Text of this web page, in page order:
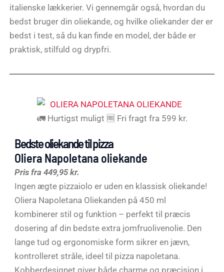
italienske lækkerier. Vi gennemgår også, hvordan du
bedst bruger din oliekande, og hvilke oliekander der er
bedst i test, så du kan finde en model, der både er
praktisk, stilfuld og drypfri.
🚛 Hurtigst muligt 🆓 Fri fragt fra 599 kr.
Bedste oliekande til pizza
Oliera Napoletana oliekande
Pris fra 449,95 kr.
Ingen ægte pizzaiolo er uden en klassisk oliekande!
Oliera Napoletana Oliekanden på 450 ml
kombinerer stil og funktion – perfekt til præcis
dosering af din bedste extra jomfruolivenolie. Den
lange tud og ergonomiske form sikrer en jævn,
kontrolleret stråle, ideel til pizza napoletana.